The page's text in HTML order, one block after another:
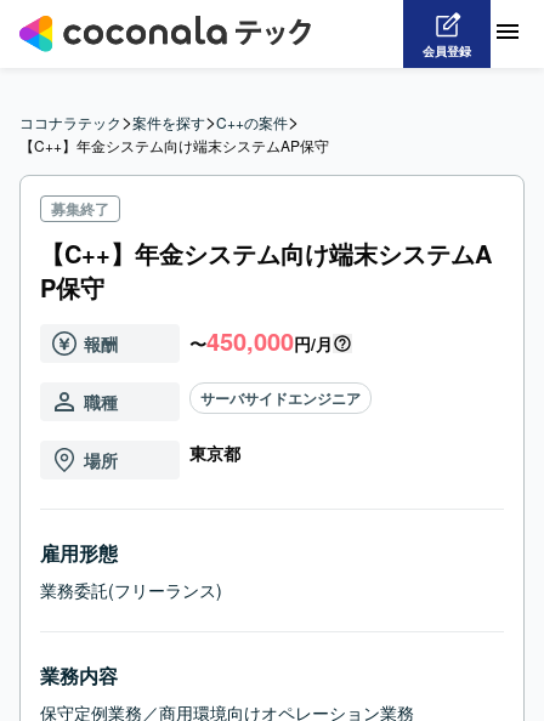
会員登録
ココナラテック>案件を探す>C++の案件>
【C++】年金システム向け端末システムAP保守
募集終了
【C++】年金システム向け端末システムA
P保守
報酬 〜450,000円/月
職種 サーバサイドエンジニア
場所 東京都
雇用形態
業務委託(フリーランス)
業務内容
保守定例業務／商用環境向けオペレーション業務